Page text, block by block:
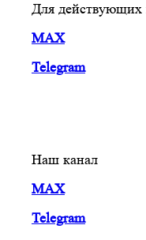
Для действующих
MAX
Telegram
Наш канал
MAX
Telegram